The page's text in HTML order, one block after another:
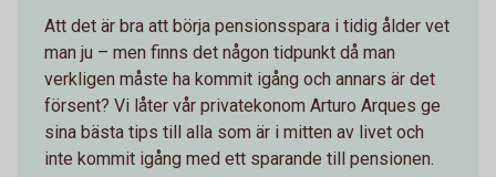
Att det är bra att börja pensionsspara i tidig ålder vet
man ju – men finns det någon tidpunkt då man
verkligen måste ha kommit igång och annars är det
försent? Vi låter vår privatekonom Arturo Arques ge
sina bästa tips till alla som är i mitten av livet och
inte kommit igång med ett sparande till pensionen.